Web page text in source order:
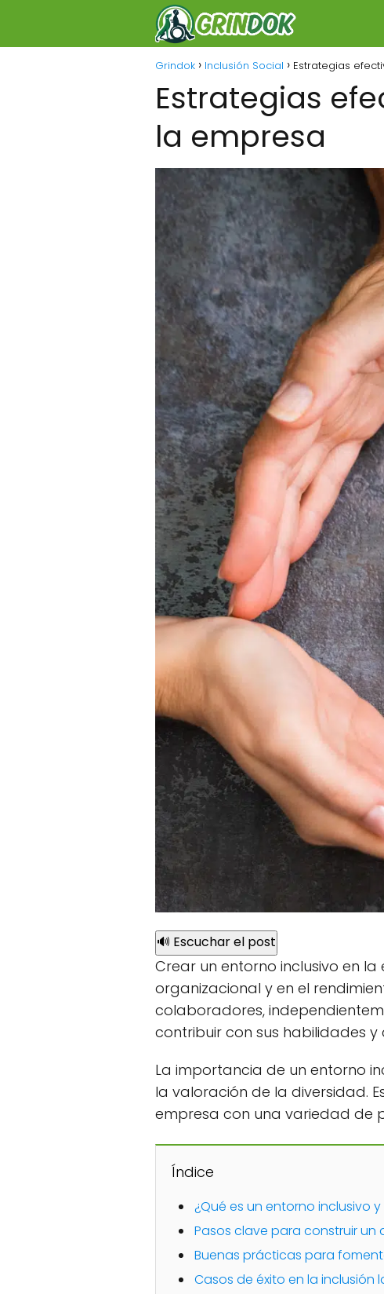
Grindok Inclusión Social Estrategias
Estrategias
la empresa
🔊 Escuchar el post
Crear un entorno inclusivo en
organizacional y en el
colaboradores,
contribuir con sus habilidades y
La importancia de un entorno
la valoración de la diversidad.
empresa con una variedad de
Índice
¿Qué es un entorno inclusivo
Pasos clave para construir
Buenas prácticas para
Casos de éxito en la inclusión